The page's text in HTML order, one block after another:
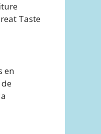
Taste
en